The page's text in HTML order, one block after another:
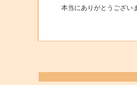
本当にありがとうござい